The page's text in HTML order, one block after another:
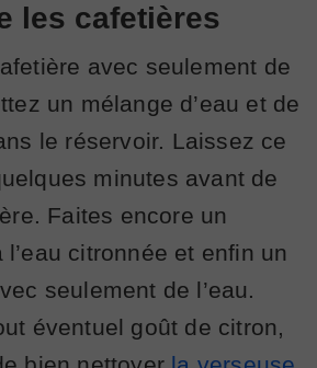
les cafetières
avec seulement de
un mélange d’eau et de
le réservoir. Laissez ce
minutes avant de
Faites encore un
citronnée et enfin un
seulement de l’eau.
éventuel goût de citron,